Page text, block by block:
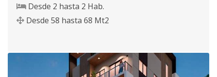
Desde 2 hasta 2 Hab.
Desde 58 hasta 68 Mt2